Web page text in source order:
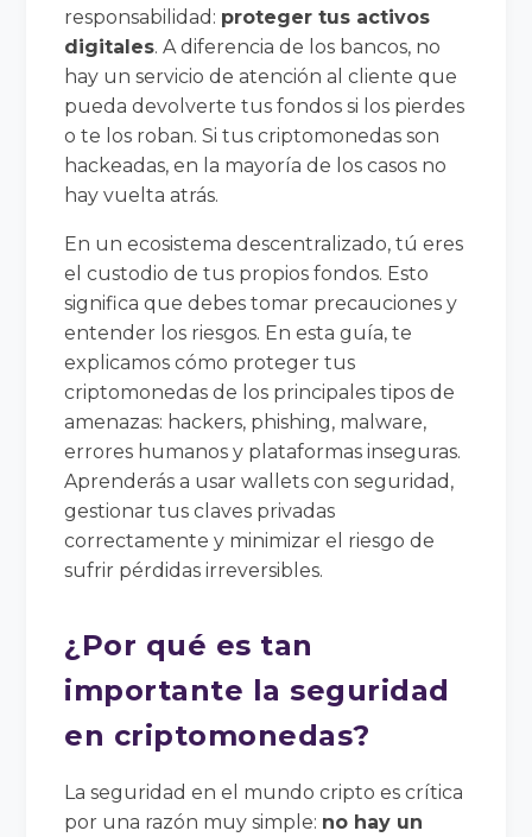
responsabilidad: proteger tus activos
digitales. A diferencia de los bancos, no
hay un servicio de atención al cliente que
pueda devolverte tus fondos si los pierdes
o te los roban. Si tus criptomonedas son
hackeadas, en la mayoría de los casos no
hay vuelta atrás.
En un ecosistema descentralizado, tú eres
el custodio de tus propios fondos. Esto
significa que debes tomar precauciones y
entender los riesgos. En esta guía, te
explicamos cómo proteger tus
criptomonedas de los principales tipos de
amenazas: hackers, phishing, malware,
errores humanos y plataformas inseguras.
Aprenderás a usar wallets con seguridad,
gestionar tus claves privadas
correctamente y minimizar el riesgo de
sufrir pérdidas irreversibles.
¿Por qué es tan
importante la seguridad
en criptomonedas?
La seguridad en el mundo cripto es crítica
por una razón muy simple: no hay un